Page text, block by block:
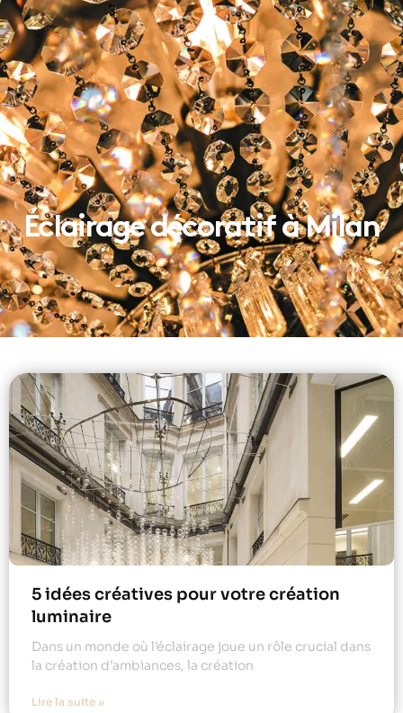
Éclairage décoratif à Milan
5 idées créatives pour votre création
luminaire
Dans un monde où l’éclairage joue un rôle crucial dans
la création d’ambiances, la création
Lire la suite »